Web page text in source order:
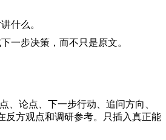
什么。
一步决策，而不只是原文。
、论点、下一步行动、追问方向、
反方观点和调研参考。只插入真正能